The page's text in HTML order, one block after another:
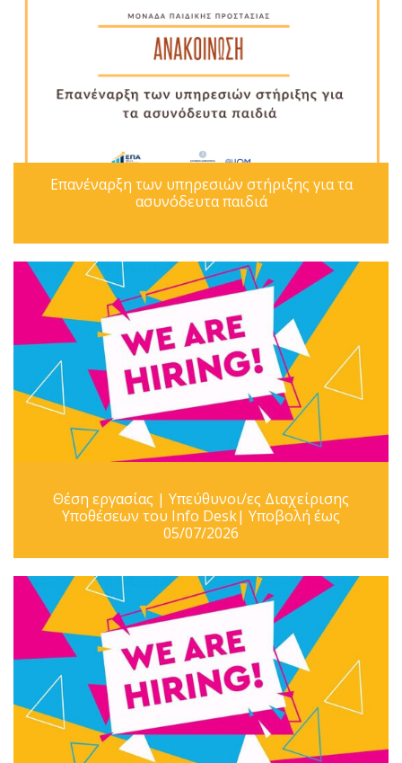
Επανέναρξη των υπηρεσιών στήριξης για τα
ασυνόδευτα παιδιά
Θέση εργασίας | Υπεύθυνοι/ες Διαχείρισης
Υποθέσεων του Info Desk| Υποβολή έως
05/07/2026